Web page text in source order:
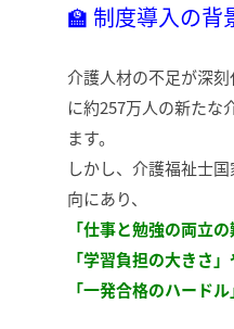
🏫 制度導入の背
介護人材の不足が深
に約257万人の新たな
ます。
しかし、介護福祉士
向にあり、
「仕事と勉強の両立の
「学習負担の大きさ」
「一発合格のハードル